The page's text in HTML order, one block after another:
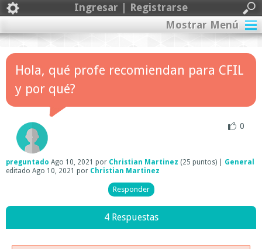
Ingresar | Registrarse
Mostrar Menú
Hola, qué profe recomiendan para CFIL
y por qué?
0
preguntado Ago 10, 2021 por Christian Martinez (25 puntos)
General
editado Ago 10, 2021 por Christian Martinez
4 Respuestas